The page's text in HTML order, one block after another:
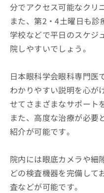
分でアクセス可能なクリ
また、第2・4土曜日も
学校などで平日のスケジ
院しやすいでしょう。
日本眼科学会眼科専門医
わかりやすい説明を心が
せてさまざまなサポート
また、高度な治療が必要
紹介が可能です。
院内には眼底カメラや細
どの検査機器を完備して
査などが可能です。